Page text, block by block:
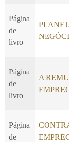
Página
de
livro
Página
de
livro
A
Página
de